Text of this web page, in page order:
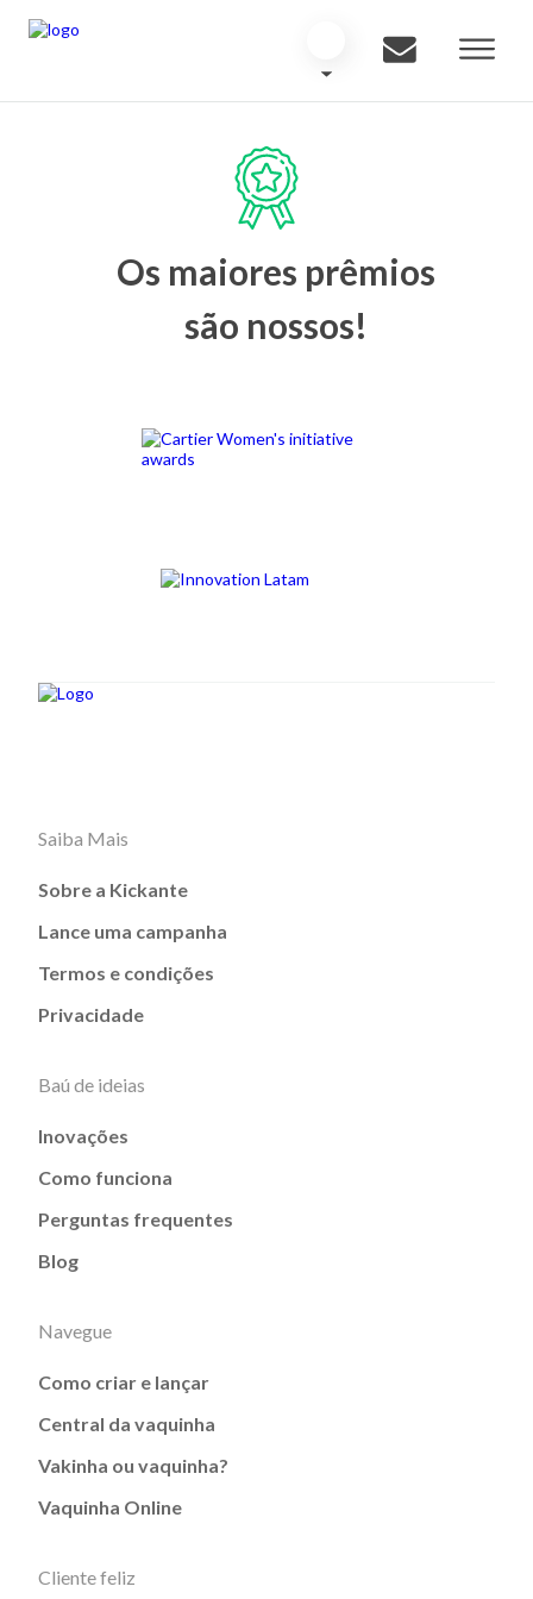
Os maiores prêmios
são nossos!
Saiba Mais
Sobre a Kickante
Lance uma campanha
Termos e condições
Privacidade
Baú de ideias
Inovações
Como funciona
Perguntas frequentes
Blog
Navegue
Como criar e lançar
Central da vaquinha
Vakinha ou vaquinha?
Vaquinha Online
Cliente feliz